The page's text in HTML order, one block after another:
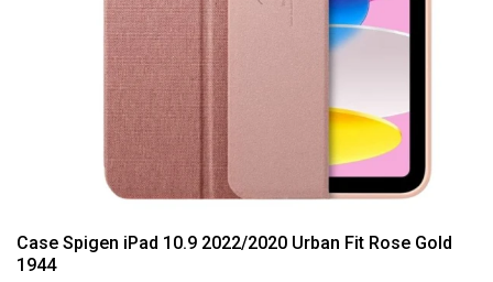
Case Spigen iPad 10.9 2022/2020 Urban Fit Rose Gold
1944